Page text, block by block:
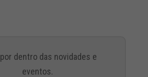
dentro das novidades e
eventos.